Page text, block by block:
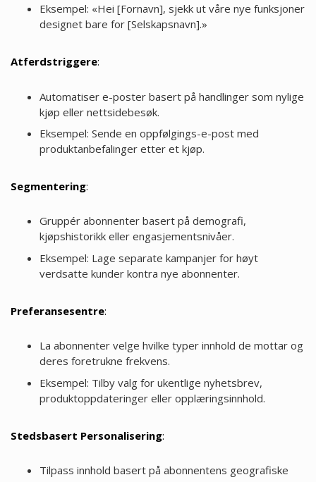
Eksempel: «Hei [Fornavn], sjekk ut våre nye funksjoner
designet bare for [Selskapsnavn].»
Atferdstriggere:
Automatiser e-poster basert på handlinger som nylige
kjøp eller nettsidebesøk.
Eksempel: Sende en oppfølgings-e-post med
produktanbefalinger etter et kjøp.
Segmentering:
Gruppér abonnenter basert på demografi,
kjøpshistorikk eller engasjementsnivåer.
Eksempel: Lage separate kampanjer for høyt
verdsatte kunder kontra nye abonnenter.
Preferansesentre:
La abonnenter velge hvilke typer innhold de mottar og
deres foretrukne frekvens.
Eksempel: Tilby valg for ukentlige nyhetsbrev,
produktoppdateringer eller opplæringsinnhold.
Stedsbasert Personalisering:
Tilpass innhold basert på abonnentens geografiske